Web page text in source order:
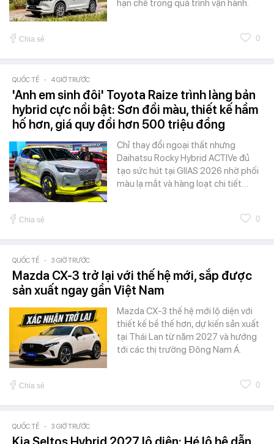
hạn chế trong quá trình vận hành.
Chia sẻ 0
QUỐC TẾ - 4 GIỜ TRƯỚC
'Anh em sinh đôi' Toyota Raize trình làng bản
hybrid cực nổi bật: Sơn đổi màu, thiết kế hầm
hố hơn, giá quy đổi hơn 500 triệu đồng
Chỉ thay đổi ngoại thất nhưng
Daihatsu Rocky Hybrid ACTIVe đủ
tạo sức hút tại GIIAS 2026 nhờ phối
màu lạ mắt và hàng loạt chi tiết…
Chia sẻ 0
QUỐC TẾ - 3 GIỜ TRƯỚC
Mazda CX-3 trở lại với thế hệ mới, sắp được
sản xuất ngay gần Việt Nam
Mazda CX-3 thế hệ mới lộ diện với
thiết kế bề thế hơn, dự kiến sản xuất
tại Thái Lan từ năm 2027 và hướng
tới các thị trường Đông Nam Á.
Chia sẻ 0
QUỐC TẾ - 3 GIỜ TRƯỚC